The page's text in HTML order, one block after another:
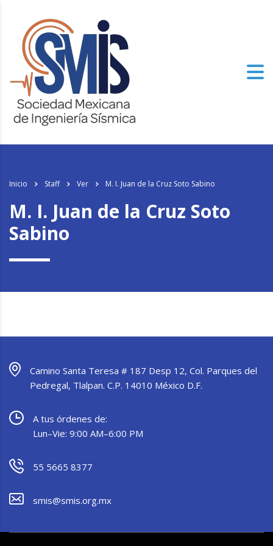
Inicio Staff Ver M. I. Juan de la Cruz Soto Sabino
M. I. Juan de la Cruz Soto
Sabino
Camino Santa Teresa # 187 Desp 12, Col. Parques del
Pedregal, Tlalpan. C.P. 14010 México D.F.
A tus órdenes de:
Lun–Vie: 9:00 AM–6:00 PM
55 5665 8377
smis@smis.org.mx